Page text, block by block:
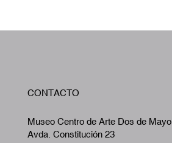
CONTACTO
Museo Centro de Arte Dos de Mayo
Avda. Constitución 23